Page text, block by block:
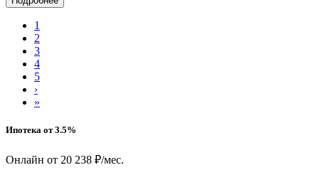
1
2
3
4
5
›
»
Ипотека от 3.5%
Онлайн от 20 238 ₽/мес.